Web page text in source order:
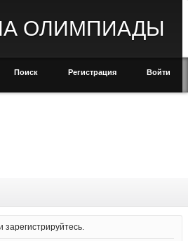
ОЛИМПИАДЫ
Поиск Регистрация Войти
зарегистрируйтесь